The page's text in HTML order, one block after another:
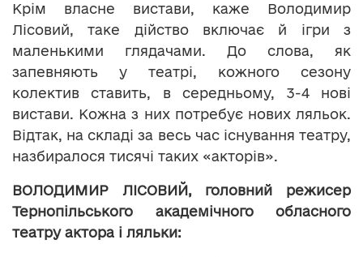
Крім власне вистави, каже Володимир
Лісовий, таке дійство включає й ігри з
маленькими глядачами. До слова, як
запевняють у театрі, кожного сезону
колектив ставить, в середньому, 3-4 нові
вистави. Кожна з них потребує нових ляльок.
Відтак, на складі за весь час існування театру,
назбиралося тисячі таких «акторів».
ВОЛОДИМИР ЛІСОВИЙ, головний режисер
Тернопільського академічного обласного
театру актора і ляльки: